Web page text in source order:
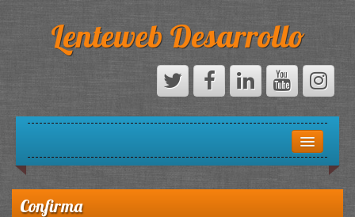
Lenteweb Desarrollo
SOBRE NOSOTROS
Confirma